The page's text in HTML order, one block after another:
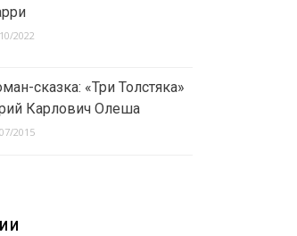
2022
сказка: «Три Толстяка»
Карлович Олеша
2015